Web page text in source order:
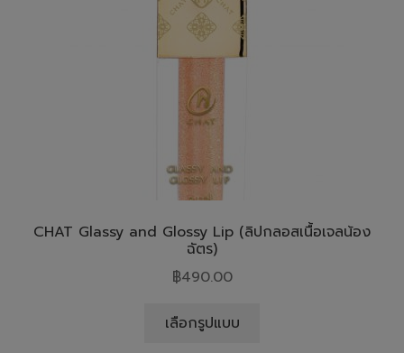
CHAT Glassy and Glossy Lip (ลิปกลอสเนื้อเจลน้อง
ฉัตร)
฿490.00
เลือกรูปแบบ